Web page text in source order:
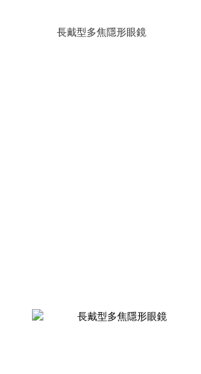
長戴型多焦隱形眼鏡